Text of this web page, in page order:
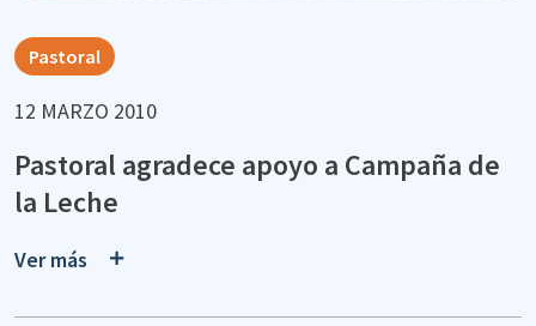
Pastoral
12 MARZO 2010
Pastoral agradece apoyo a Campaña de
la Leche
Ver más